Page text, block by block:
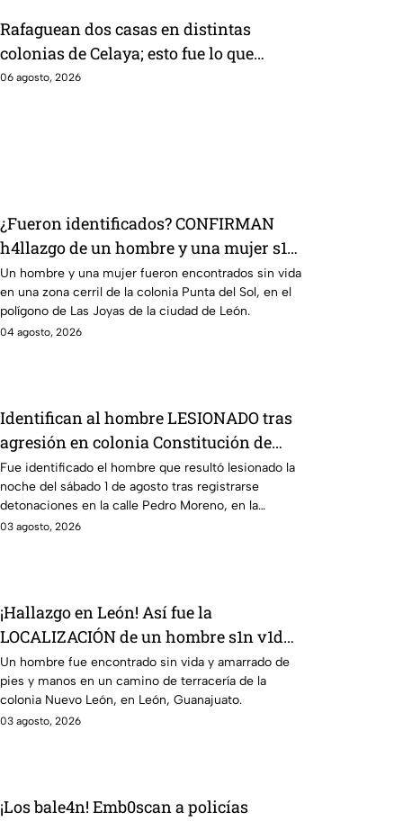
Rafaguean dos casas en distintas
colonias de Celaya; esto fue lo que
revelaron autoridades
06 agosto, 2026
¿Fueron identificados? CONFIRMAN
h4llazgo de un hombre y una mujer s1n
v1da en zona cerril de León, HOY
martes
Un hombre y una mujer fueron encontrados sin vida
en una zona cerril de la colonia Punta del Sol, en el
polígono de Las Joyas de la ciudad de León.
04 agosto, 2026
Identifican al hombre LESIONADO tras
agresión en colonia Constitución de
Apatzingán en Irapuato
Fue identificado el hombre que resultó lesionado la
noche del sábado 1 de agosto tras registrarse
detonaciones en la calle Pedro Moreno, en la
colonia Constitución de Apatzingán, en Irapuato.
03 agosto, 2026
¡Hallazgo en León! Así fue la
LOCALIZACIÓN de un hombre s1n v1da,
en la Nuevo León, HOY lunes: revelan
cómo iba vestido
Un hombre fue encontrado sin vida y amarrado de
pies y manos en un camino de terracería de la
colonia Nuevo León, en León, Guanajuato.
03 agosto, 2026
¡Los bale4n! Emb0scan a policías